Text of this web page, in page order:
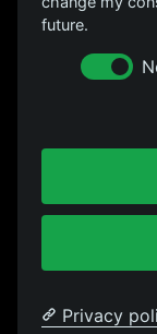
FOLGE UNS
Instagram
Facebook
Datenschutz
Impressum
future.
Privacy